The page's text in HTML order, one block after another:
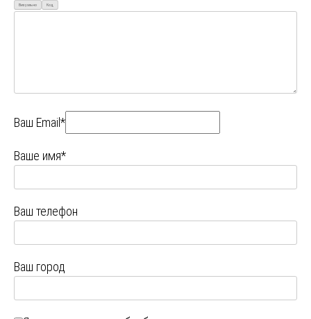
Визуально Код
Ваш Email*
Ваше имя*
Ваш телефон
Ваш город